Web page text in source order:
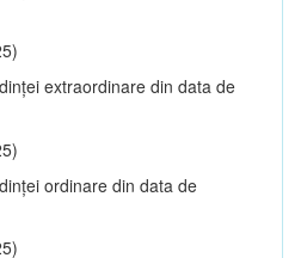
extraordinare din data de
ordinare din data de